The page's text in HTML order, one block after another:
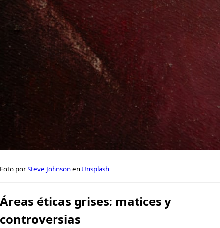
Foto porSteve Johnsonen Unsplash
Áreas éticas grises: matices y
controversias